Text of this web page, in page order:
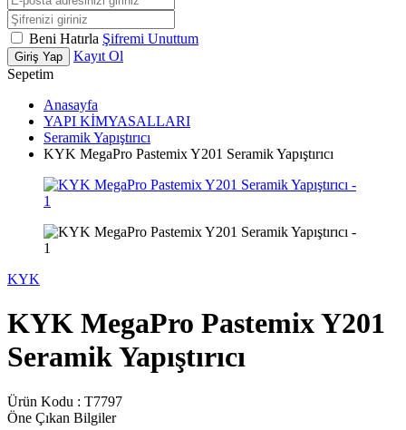
Beni Hatırla Şifremi Unuttum
Giriş Yap
Kayıt Ol
Sepetim
Anasayfa
YAPI KİMYASALLARI
Seramik Yapıştırıcı
KYK MegaPro Pastemix Y201 Seramik Yapıştırıcı
KYK
KYK MegaPro Pastemix Y201
Seramik Yapıştırıcı
Ürün Kodu : T7797
Öne Çıkan Bilgiler